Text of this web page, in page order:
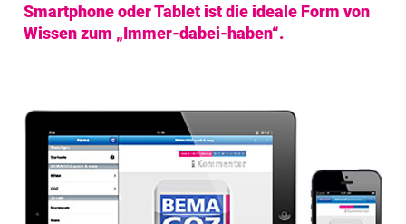
Smartphone oder Tablet ist die ideale Form von
Wissen zum „Immer-dabei-haben“.